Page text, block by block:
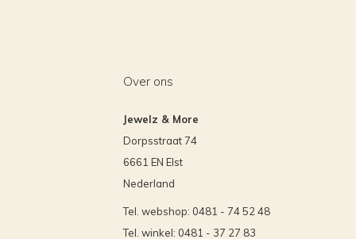
Over ons
Jewelz & More
Dorpsstraat 74
6661 EN Elst
Nederland
Tel. webshop: 0481 - 74 52 48
Tel. winkel: 0481 - 37 27 83